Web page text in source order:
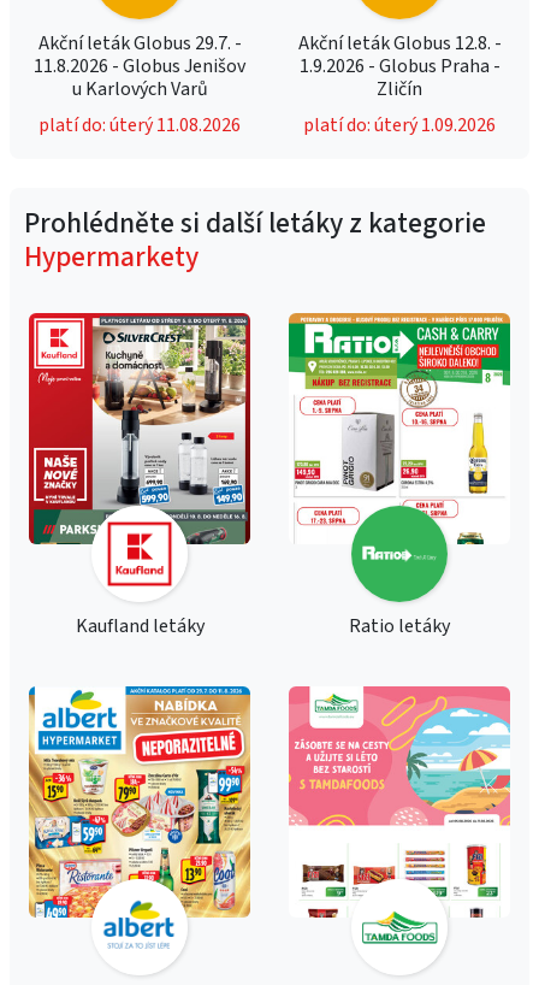
Akční leták Globus 29.7. -
11.8.2026 - Globus Jenišov
u Karlových Varů
platí do: úterý 11.08.2026
Akční leták Globus 12.8. -
1.9.2026 - Globus Praha -
Zličín
platí do: úterý 1.09.2026
Prohlédněte si další letáky z kategorie
Hypermarkety
Kaufland letáky Ratio letáky